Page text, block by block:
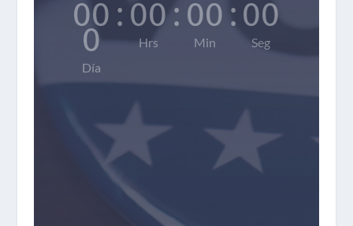
00
0
Día
: 00
Hrs
: 00
Min
:00
Seg